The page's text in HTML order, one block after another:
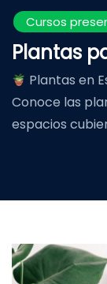
Cursos
Plantas
Plantas en
Conoce las
espacios